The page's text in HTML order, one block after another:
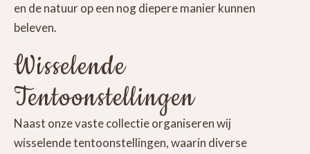
en de natuur op een nog diepere manier kunnen
beleven.
Wisselende
Tentoonstellingen
Naast onze vaste collectie organiseren wij
wisselende tentoonstellingen, waarin diverse